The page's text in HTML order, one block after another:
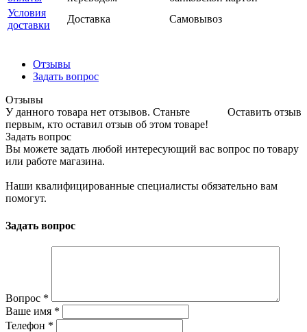
Условия
доставки
Доставка Самовывоз
Отзывы
Задать вопрос
Отзывы
Оставить отзыв
У данного товара нет отзывов. Станьте
первым, кто оставил отзыв об этом товаре!
Задать вопрос
Вы можете задать любой интересующий вас вопрос по товару
или работе магазина.
Наши квалифицированные специалисты обязательно вам
помогут.
Задать вопрос
Вопрос *
Ваше имя *
Телефон *